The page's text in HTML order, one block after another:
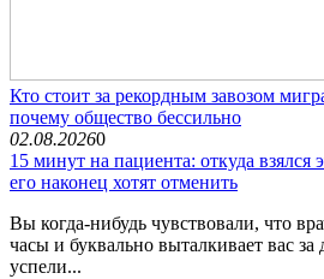
Кто стоит за рекордным завозом
почему общество бессильно
02.08.20260
15 минут на пациента: откуда взялся
его наконец хотят отменить
Вы когда-нибудь чувствовали, что
часы и буквально выталкивает вас за
успели...